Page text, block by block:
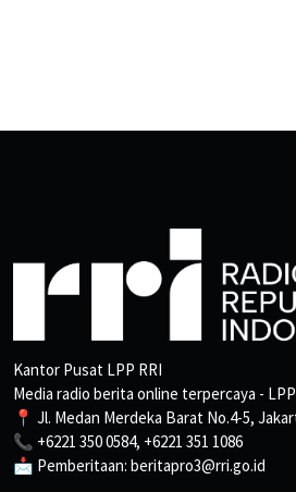
Kantor Pusat LPP RRI
Media radio berita online terpercaya -
📍 Jl. Medan Merdeka Barat No.4-5,
📞 +6221 350 0584, +6221 351 1086
📩 Pemberitaan: beritapro3@rri.go.id